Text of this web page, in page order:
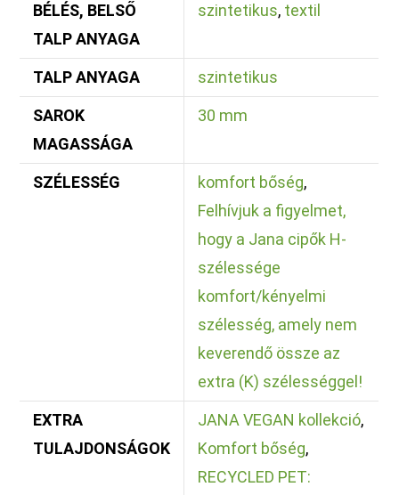
BÉLÉS, BELSŐ
TALP ANYAGA
szintetikus, textil
TALP ANYAGA szintetikus
SAROK
MAGASSÁGA
30 mm
SZÉLESSÉG komfort bőség,
Felhívjuk a figyelmet,
hogy a Jana cipők H-
szélessége
komfort/kényelmi
szélesség, amely nem
keverendő össze az
extra (K) szélességgel!
EXTRA
TULAJDONSÁGOK
JANA VEGAN kollekció,
Komfort bőség,
RECYCLED PET: